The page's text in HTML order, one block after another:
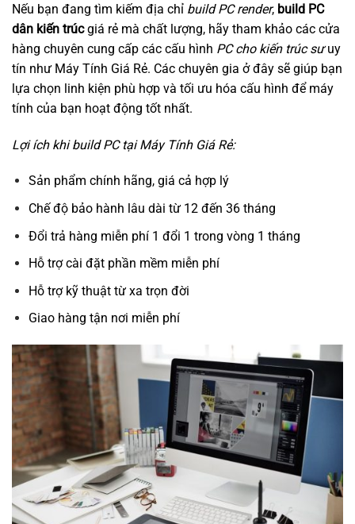
Nếu bạn đang tìm kiếm địa chỉ build PC render, build PC
dân kiến trúcgiá rẻ mà chất lượng, hãy tham khảo các cửa
hàng chuyên cung cấp các cấu hình PC cho kiến trúc sưuy
tín như Máy Tính Giá Rẻ. Các chuyên gia ở đây sẽ giúp bạn
lựa chọn linh kiện phù hợp và tối ưu hóa cấu hình để máy
tính của bạn hoạt động tốt nhất.
Lợi ích khi build PC tại Máy Tính Giá Rẻ:
Sản phẩm chính hãng, giá cả hợp lý
Chế độ bảo hành lâu dài từ 12 đến 36 tháng
Đổi trả hàng miễn phí 1 đổi 1 trong vòng 1 tháng
Hỗ trợ cài đặt phần mềm miễn phí
Hỗ trợ kỹ thuật từ xa trọn đời
Giao hàng tận nơi miễn phí